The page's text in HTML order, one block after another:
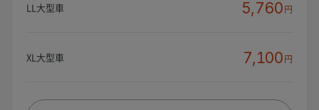
LL大型車 5,760円
XL大型車 7,100円